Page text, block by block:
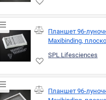
Планшет 96-
Maxibinding,
SPL Lifesciences
Планшет 96-